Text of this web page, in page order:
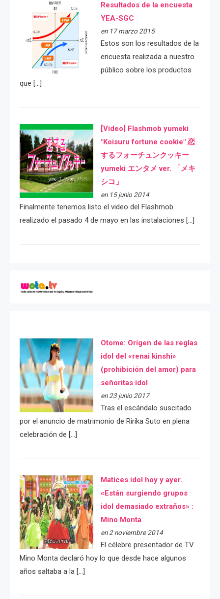
Resultados de la encuesta
YEA-SGC
en 17 marzo 2015
Estos son los resultados de la
encuesta realizada a nuestro
público sobre los productos
que […]
[Video] Flashmob yumeki
"Koisuru fortune cookie" 恋
するフォーチュンクッキー
yumeki エンタメ ver. 「メキ
シコ」
en 15 junio 2014
Finalmente tenemos listo el video del Flashmob
realizado el pasado 4 de mayo en las instalaciones […]
Otome: Orígen de las reglas
idol del «renai kinshi»
(prohibición del amor) para
señoritas idol
en 23 junio 2017
Tras el escándalo suscitado
por el anuncio de matrimonio de Ririka Suto en plena
celebración de […]
Matices idol hoy y ayer.
«Están surgiendo grupos
idol demasiado extraños» :
Mino Monta
en 2 noviembre 2014
El célebre presentador de TV
Mino Monta declaró hoy lo que desde hace algunos
años saltaba a la […]